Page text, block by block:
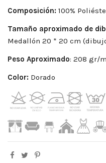
Composición: 100%
Tamaño aproximado de
Medallón 20 * 20 cm
Peso Aproximado: 208 gr/
Color: Dorado